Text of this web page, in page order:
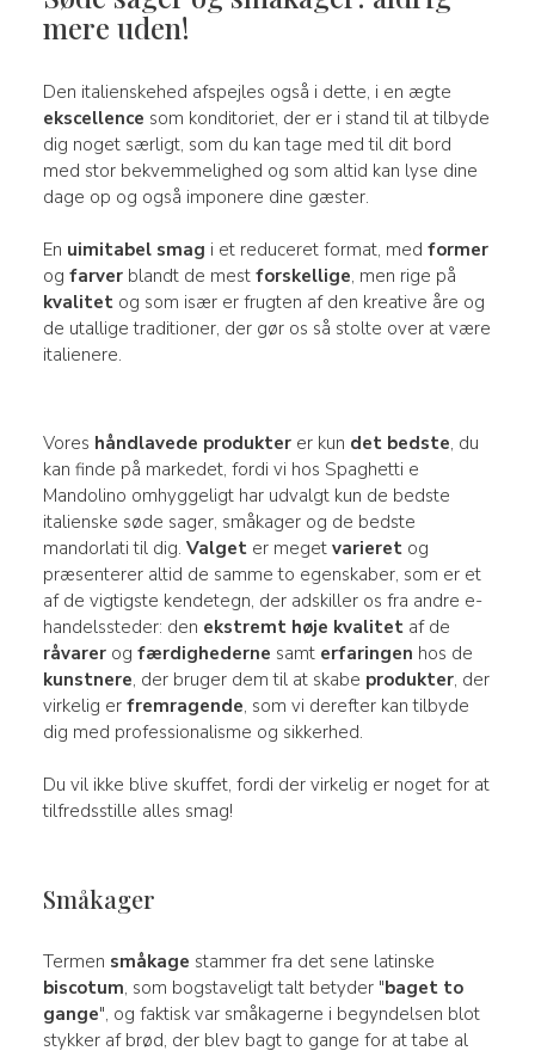
mere uden!
Den italienskehed afspejles også i dette, i en ægte
ekscellence som konditoriet, der er i stand til at tilbyde
dig noget særligt, som du kan tage med til dit bord
med stor bekvemmelighed og som altid kan lyse dine
dage op og også imponere dine gæster.
En uimitabel smag i et reduceret format, med former
og farverblandt de mest forskellige, men rige på
kvalitetog som især er frugten af den kreative åre og
de utallige traditioner, der gør os så stolte over at være
italienere.
Vores håndlavede produkterer kun det bedste, du
kan finde på markedet, fordi vi hos Spaghetti e
Mandolino omhyggeligt har udvalgt kun de bedste
italienske søde sager, småkager og de bedste
mandorlati til dig. Valgeter meget varieretog
præsenterer altid de samme to egenskaber, som er et
af de vigtigste kendetegn, der adskiller os fra andre e-
handelssteder: den ekstremt høje kvalitetaf de
råvarerog færdighederne samt erfaringen hos de
kunstnere, der bruger dem til at skabe produkter, der
virkelig er fremragende, som vi derefter kan tilbyde
dig med professionalisme og sikkerhed.
Du vil ikke blive skuffet, fordi der virkelig er noget for at
tilfredsstille alles smag!
Småkager
Termen småkage stammer fra det sene latinske
biscotum, som bogstaveligt talt betyder "baget to
gange", og faktisk var småkagerne i begyndelsen blot
stykker af brød, der blev bagt to gange for at tabe al